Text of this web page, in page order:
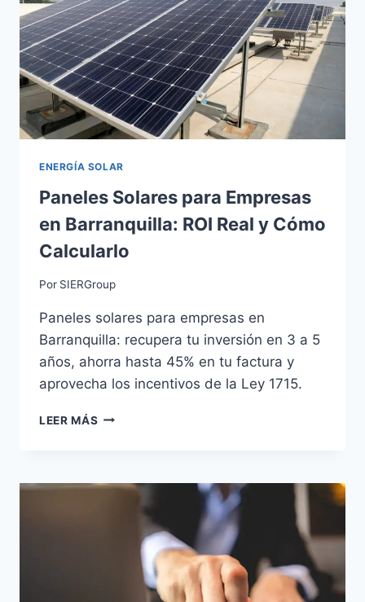
PREVENIR
FALLAS
CRÍTICAS
ENERGÍA SOLAR
Paneles Solares para Empresas
en Barranquilla: ROI Real y Cómo
Calcularlo
Por SIERGroup
Paneles solares para empresas en
Barranquilla: recupera tu inversión en 3 a 5
años, ahorra hasta 45% en tu factura y
aprovecha los incentivos de la Ley 1715.
LEER MÁS PANELES
EN
CALCULARLO